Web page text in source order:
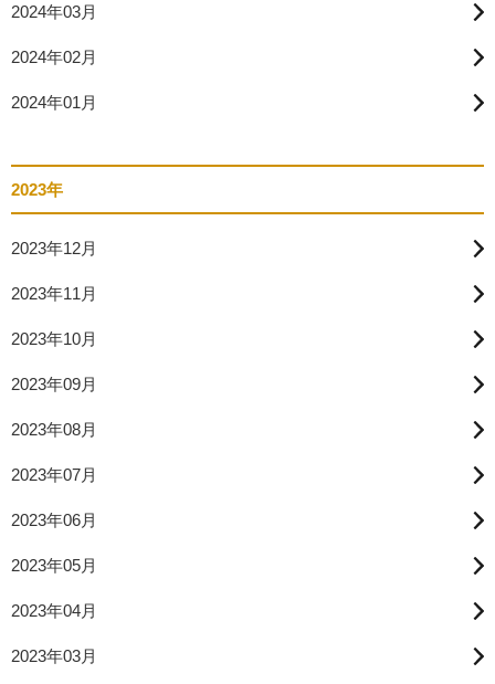
2024年03月
2024年02月
2024年01月
2023年
2023年12月
2023年11月
2023年10月
2023年09月
2023年08月
2023年07月
2023年06月
2023年05月
2023年04月
2023年03月